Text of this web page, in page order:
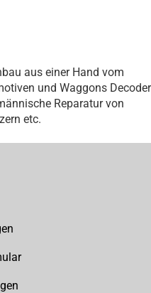
aus einer Hand vom
und Waggons Decoder
Reparatur von
etc.